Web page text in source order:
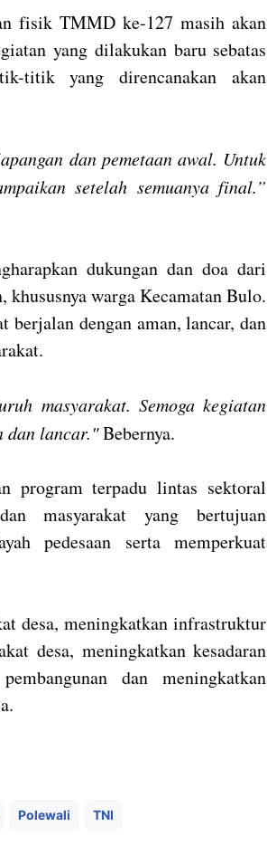
fisik TMMD ke-127 masih akan
yang dilakukan baru sebatas
titik yang direncanakan akan
dan pemetaan awal. Untuk
setelah semuanya final.”
dukungan dan doa dari
khususnya warga Kecamatan Bulo.
dengan aman, lancar, dan
masyarakat. Semoga kegiatan
dan lancar."Bebernya.
program terpadu lintas sektoral
masyarakat yang bertujuan
pedesaan serta memperkuat
desa, meningkatkan infrastruktur
desa, meningkatkan kesadaran
dan meningkatkan
Polewali TNI